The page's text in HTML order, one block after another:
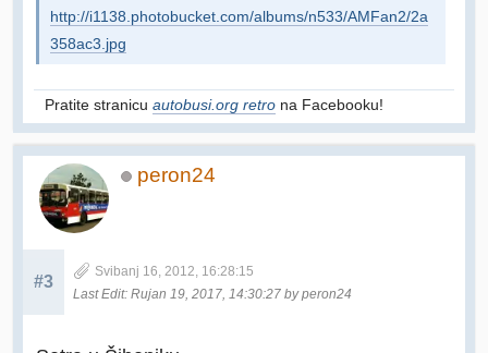
http://i1138.photobucket.com/albums/n533/AMFan2/2a
358ac3.jpg
Pratite stranicu autobusi.org retro na Facebooku!
peron24
#3
Svibanj 16, 2012, 16:28:15
Last Edit: Rujan 19, 2017, 14:30:27 by peron24